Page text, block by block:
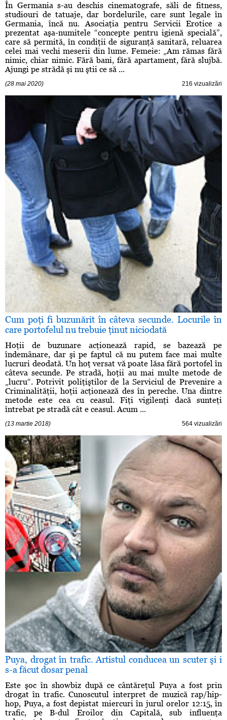
În Germania s-au deschis cinematografe, săli de fitness,
studiouri de tatuaje, dar bordelurile, care sunt legale în
Germania, încă nu. Asociaţia pentru Servicii Erotice a
prezentat aşa-numitele “concepte pentru igienă specială”,
care să permită, în condiţii de siguranţă sanitară, reluarea
celei mai vechi meserii din lume. Femeie: „Am rămas fără
nimic, chiar nimic. Fără bani, fără apartament, fără slujbă.
Ajungi pe strădă şi nu ştii ce să ...
(28 mai 2020) 216 vizualizări
Cum poţi fi buzunărit în câteva secunde. Locurile în
care portofelul nu trebuie ţinut niciodată
Hoţii de buzunare acţionează rapid, se bazează pe
îndemânare, dar şi pe faptul că nu putem face mai multe
lucruri deodată. Un hoţ versat vă poate lăsa fără portofel în
câteva secunde. Pe stradă, hoţii au mai multe metode de
„lucru“. Potrivit poliţiştilor de la Serviciul de Prevenire a
Criminalităţii, hoţii acţionează des în pereche. Una dintre
metode este cea cu ceasul. Fiţi vigilenţi dacă sunteţi
întrebat pe stradă cât e ceasul. Acum ...
(13 martie 2018) 564 vizualizări
Puya, drogat în trafic. Artistul conducea un scuter şi i
s-a făcut dosar penal
Este şoc în showbiz după ce cântăreţul Puya a fost prin
drogat în trafic. Cunoscutul interpret de muzică rap/hip-
hop, Puya, a fost depistat miercuri în jurul orelor 12:15, în
trafic, pe B-dul Eroilor din Capitală, sub influenţa